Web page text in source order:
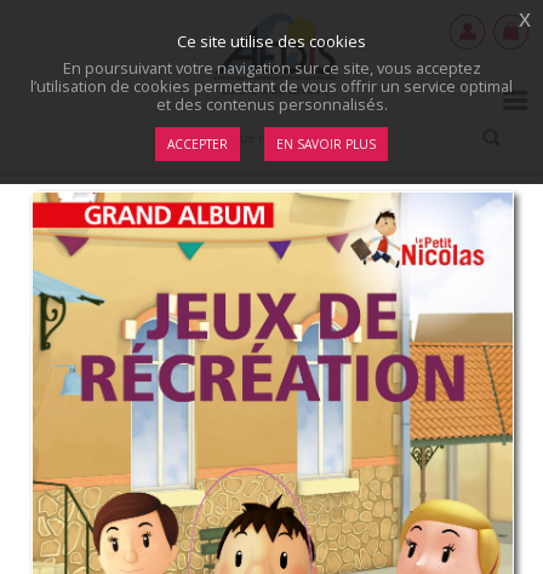
Ce site utilise des cookies
En poursuivant votre navigation sur ce site, vous acceptez
l’utilisation de cookies permettant de vous offrir un service optimal
et des contenus personnalisés.
ACCEPTER EN SAVOIR PLUS
x